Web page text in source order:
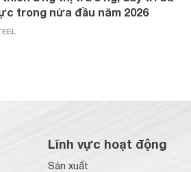
trong nửa đầu năm 2026
Lĩnh vực hoạt động
Sản xuất